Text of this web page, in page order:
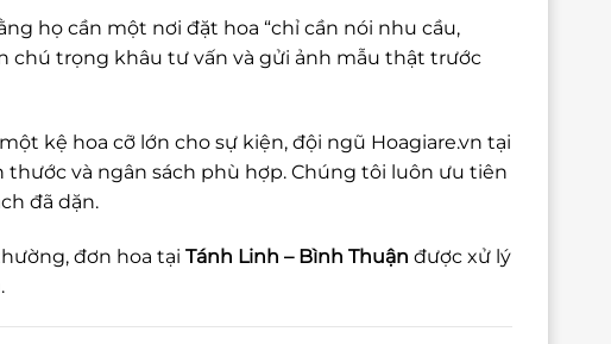
họ cần một nơi đặt hoa “chỉ cần nói nhu cầu,
chú trọng khâu tư vấn và gửi ảnh mẫu thật trước
kệ hoa cỡ lớn cho sự kiện, đội ngũ Hoagiare.vn tại
thước và ngân sách phù hợp. Chúng tôi luôn ưu tiên
đã dặn.
đơn hoa tại Tánh Linh – Bình Thuận được xử lý